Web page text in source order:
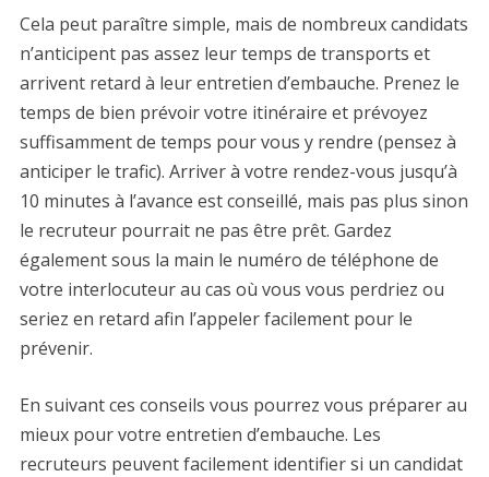
Cela peut paraître simple, mais de nombreux candidats
n’anticipent pas assez leur temps de transports et
arrivent retard à leur entretien d’embauche. Prenez le
temps de bien prévoir votre itinéraire et prévoyez
suffisamment de temps pour vous y rendre (pensez à
anticiper le trafic). Arriver à votre rendez-vous jusqu’à
10 minutes à l’avance est conseillé, mais pas plus sinon
le recruteur pourrait ne pas être prêt. Gardez
également sous la main le numéro de téléphone de
votre interlocuteur au cas où vous vous perdriez ou
seriez en retard afin l’appeler facilement pour le
prévenir.
En suivant ces conseils vous pourrez vous préparer au
mieux pour votre entretien d’embauche. Les
recruteurs peuvent facilement identifier si un candidat